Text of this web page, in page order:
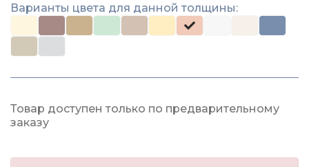
Варианты цвета для данной толщины:
Товар доступен только по предварительному
заказу